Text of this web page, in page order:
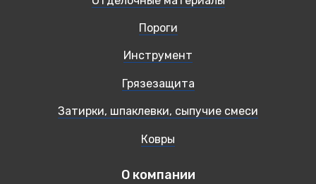
Пороги
Инструмент
Грязезащита
Затирки, шпаклевки, сыпучие смеси
Ковры
О компании